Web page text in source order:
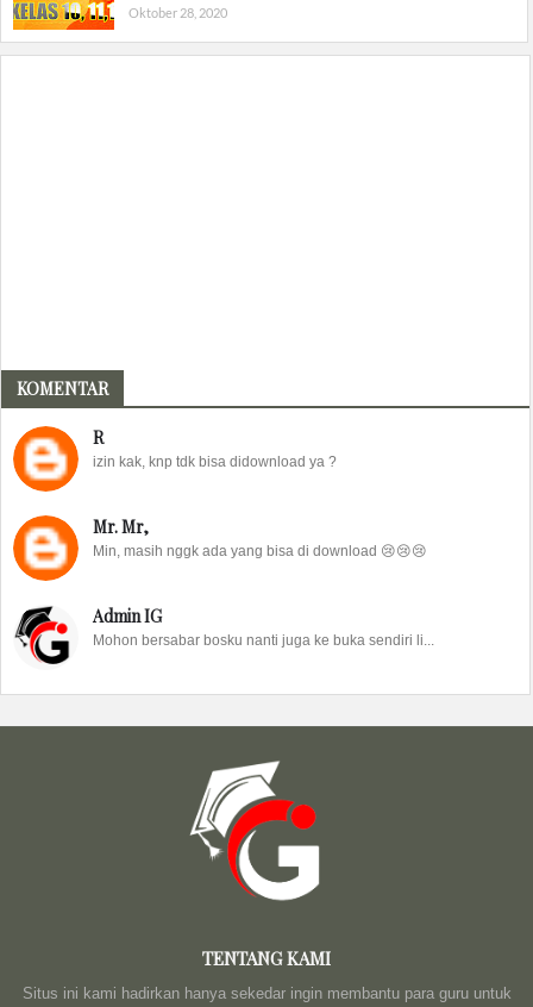
Oktober 28, 2020
KOMENTAR
R
izin kak, knp tdk bisa didownload ya ?
Mr. Mr,
Min, masih nggk ada yang bisa di download 😢😢😢
Admin IG
Mohon bersabar bosku nanti juga ke buka sendiri li...
TENTANG KAMI
Situs ini kami hadirkan hanya sekedar ingin membantu para guru untuk